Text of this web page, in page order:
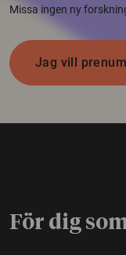
Missa ingen ny
Jag vill
För dig